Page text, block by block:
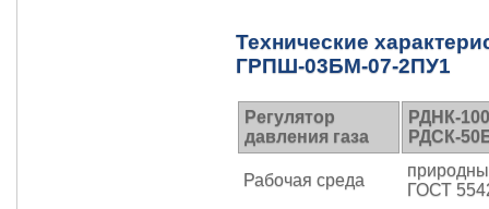
Технические
ГРПШ-03БМ-07-2ПУ1
Регулятор
давления газа
РДНК-
РДСК-
Рабочая среда
ГОСТ